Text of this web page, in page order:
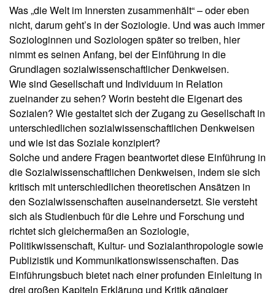
k
A
u
s
li
e
f
e
r
u
n
g
A
t
o
r*
i
n
i
a
l
w
i
s
s
e
n
s
c
h
a
f
t
l
i
c
h
Was „die Welt im Innersten zusammenhält“ – oder eben
nicht, darum geht’s in der Soziologie. Und was auch immer
Soziologinnen und Soziologen später so treiben, hier
nimmt es seinen Anfang, bei der Einführung in die
Grundlagen sozialwissenschaftlicher Denkweisen.
Wie sind Gesellschaft und Individuum in Relation
zueinander zu sehen? Worin besteht die Eigenart des
Sozialen? Wie gestaltet sich der Zugang zu Gesellschaft in
unterschiedlichen sozialwissenschaftlichen Denkweisen
und wie ist das Soziale konzipiert?
Solche und andere Fragen beantwortet diese Einführung in
die Sozialwissenschaftlichen Denkweisen, indem sie sich
kritisch mit unterschiedlichen theoretischen Ansätzen in
den Sozialwissenschaften auseinandersetzt. Sie versteht
sich als Studienbuch für die Lehre und Forschung und
richtet sich gleichermaßen an Soziologie,
Politikwissenschaft, Kultur- und Sozialanthropologie sowie
Publizistik und Kommunikationswissenschaften. Das
Einführungsbuch bietet nach einer profunden Einleitung in
drei großen Kapiteln Erklärung und Kritik gängiger